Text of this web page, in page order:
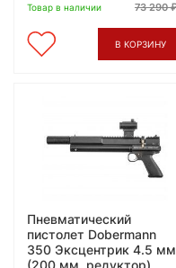
Товар в наличии 73 290
В КОРЗИНУ
Пневматический
пистолет Dobermann
350 Эксцентрик 4.5 мм
(200 мм, редуктор)